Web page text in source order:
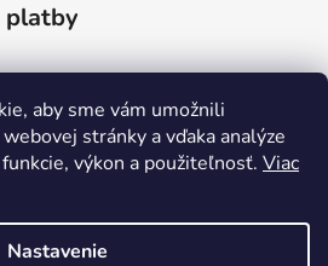
aby sme vám umožnili
stránky a vďaka analýze
výkon a použiteľnosť. Viac
Nastavenie
platby